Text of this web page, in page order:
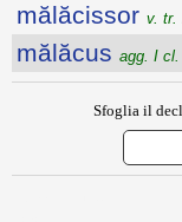
mălăcissor v. tr.
mălăcus agg. I cl.
Sfoglia il